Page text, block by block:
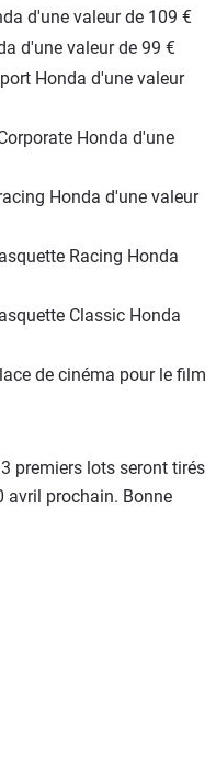
d'une valeur de 109 €
d'une valeur de 99 €
Honda d'une valeur
Honda d'une
Honda d'une valeur
Racing Honda
Classic Honda
de cinéma pour le film
premiers lots seront tirés
avril prochain. Bonne